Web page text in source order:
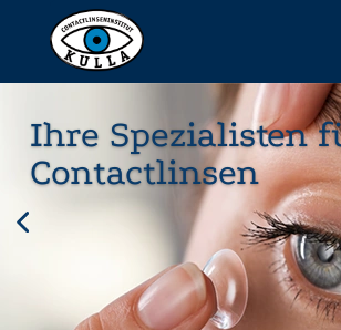
Ihre Spezialisten
Contactlinsen